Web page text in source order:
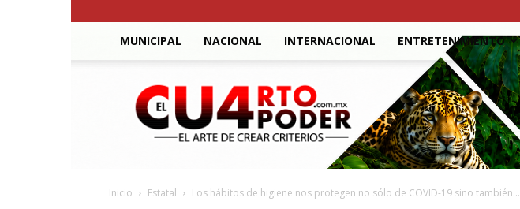
MUNICIPAL NACIONAL INTERNACIONAL ENTRETENIMIENTO
El
Cuarto
Poder
Inicio Estatal Los hábitos de higiene nos protegen no sólo de COVID-19 sino también...